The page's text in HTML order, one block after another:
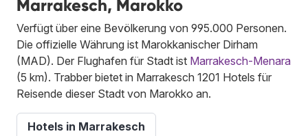
Marrakesch, Marokko
Verfügt über eine Bevölkerung von 995.000 Personen.
Die offizielle Währung ist Marokkanischer Dirham
(MAD). Der Flughafen für Stadt ist Marrakesch-Menara
(5 km). Trabber bietet in Marrakesch 1201 Hotels für
Reisende dieser Stadt von Marokko an.
Hotels in Marrakesch